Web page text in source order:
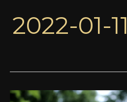
2022-01-11
Kultowe